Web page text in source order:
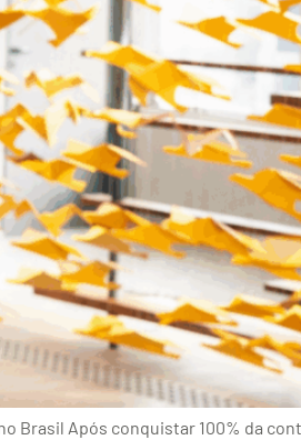
Brasil Após conquistar 100% da